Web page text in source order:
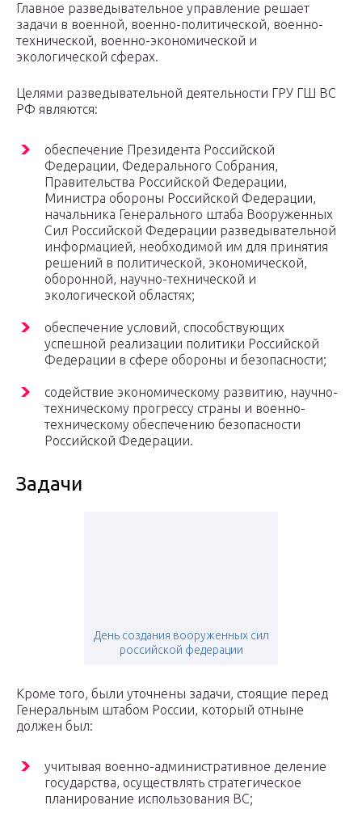
Главное разведывательное управление решает
задачи в военной, военно-политической, военно-
технической, военно-экономической и
экологической сферах.
Целями разведывательной деятельности ГРУ ГШ ВС
РФ являются:
обеспечение Президента Российской
Федерации, Федерального Собрания,
Правительства Российской Федерации,
Министра обороны Российской Федерации,
начальника Генерального штаба Вооруженных
Сил Российской Федерации разведывательной
информацией, необходимой им для принятия
решений в политической, экономической,
оборонной, научно-технической и
экологической областях;
обеспечение условий, способствующих
успешной реализации политики Российской
Федерации в сфере обороны и безопасности;
содействие экономическому развитию, научно-
техническому прогрессу страны и военно-
техническому обеспечению безопасности
Российской Федерации.
Задачи
День создания вооруженных сил
российской федерации
Кроме того, были уточнены задачи, стоящие перед
Генеральным штабом России, который отныне
должен был:
учитывая военно-административное деление
государства, осуществлять стратегическое
планирование использования ВС;